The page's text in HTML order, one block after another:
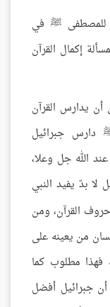
للمصطفى ﷺ في
إكمال القرآن
يدارس القرآن
دارس جبرائيل
الله جل وعلا،
لا بدّ يفيد النبي
القرآن، ومن
من يعينه على
فهذا مطلوب كما
جبرائيل أفضل